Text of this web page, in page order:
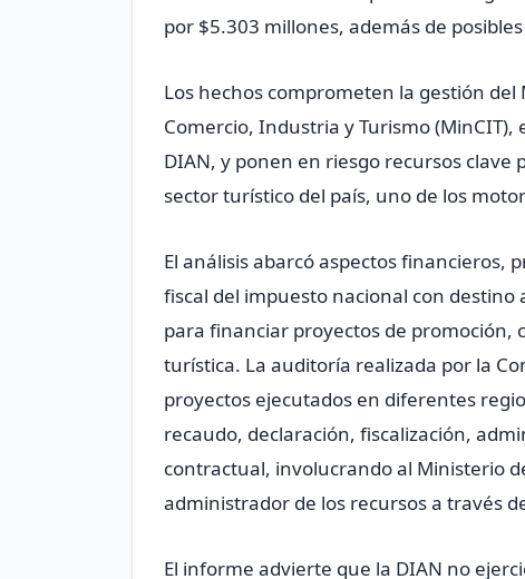
por $5.303 millones, además de
Los hechos comprometen la gestión
Comercio, Industria y Turismo (MinCIT),
DIAN, y ponen en riesgo recursos
sector turístico del país, uno de los
El análisis abarcó aspectos financieros,
fiscal del impuesto nacional con
para financiar proyectos de
turística. La auditoría realizada por la
proyectos ejecutados en diferentes
recaudo, declaración, fiscalización,
contractual, involucrando al Ministerio
administrador de los recursos a través
El informe advierte que la DIAN no